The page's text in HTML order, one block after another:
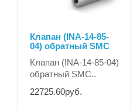
Клапан (INA-14-85-
04) обратный SMC
Клапан (INA-14-85-04)
обратный SMC..
22725.60руб.